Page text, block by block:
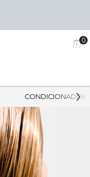
MEU
0
0
CONDICIONADOR